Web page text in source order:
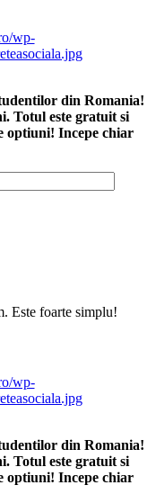
din Romania!
Totul este gratuit si
optiuni! Incepe chiar
Este foarte simplu!
din Romania!
Totul este gratuit si
optiuni! Incepe chiar